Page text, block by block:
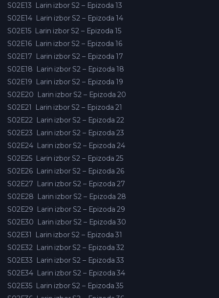
S02E13 Larin izbor S2 – Epizoda 13
S02E14 Larin izbor S2 – Epizoda 14
S02E15 Larin izbor S2 – Epizoda 15
S02E16 Larin izbor S2 – Epizoda 16
S02E17 Larin izbor S2 – Epizoda 17
S02E18 Larin izbor S2 – Epizoda 18
S02E19 Larin izbor S2 – Epizoda 19
S02E20 Larin izbor S2 – Epizoda 20
S02E21
Larin izbor S2 – Epizoda 21
S02E22 Larin izbor S2 – Epizoda 22
S02E23 Larin izbor S2 – Epizoda 23
S02E24 Larin izbor S2 – Epizoda 24
S02E25 Larin izbor S2 – Epizoda 25
S02E26 Larin izbor S2 – Epizoda 26
S02E27 Larin izbor S2 – Epizoda 27
S02E28 Larin izbor S2 – Epizoda 28
S02E29 Larin izbor S2 – Epizoda 29
S02E30 Larin izbor S2 – Epizoda 30
S02E31
Larin izbor S2 – Epizoda 31
S02E32 Larin izbor S2 – Epizoda 32
S02E33 Larin izbor S2 – Epizoda 33
S02E34 Larin izbor S2 – Epizoda 34
S02E35 Larin izbor S2 – Epizoda 35